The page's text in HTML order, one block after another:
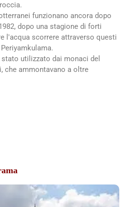
funzionano ancora dopo
dopo una stagione di forti
l'acqua scorrere attraverso questi
utilizzato dai monaci del
che ammontavano a oltre